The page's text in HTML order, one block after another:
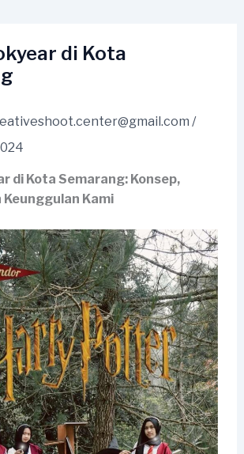
di Kota
/
di Kota Semarang: Konsep,
Kami